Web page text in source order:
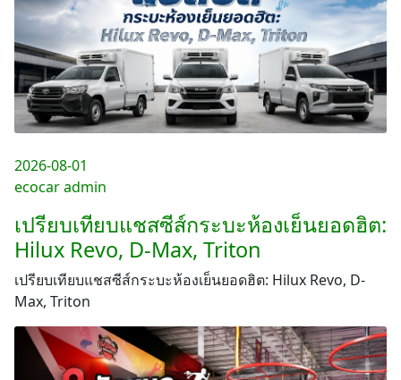
2026-08-01
ecocar admin
เปรียบเทียบแชสซีส์กระบะห้องเย็นยอดฮิต:
Hilux Revo, D-Max, Triton
เปรียบเทียบแชสซีส์กระบะห้องเย็นยอดฮิต: Hilux Revo, D-
Max, Triton